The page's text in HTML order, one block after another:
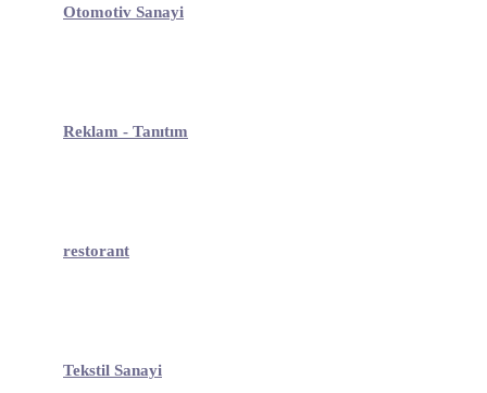
Otomotiv Sanayi
Reklam - Tanıtım
restorant
Tekstil Sanayi